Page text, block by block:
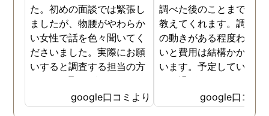
た。初めの面談では緊張し
ましたが、物腰がやわらか
い女性で話を色々聞いてく
ださいました。実際にお願
いすると調査する担当の方
とのやり取りがメインで、
色々不安や心配な事の共有
をしてくれました。探偵の
google口コミより
調べた後のことまで詳し
教えてくれます。調査対
の動きがある程度わから
いと費用は結構かかると
います。予定していた時
より過ぎてしまいました
が、そのまま調査してい
だき、しっかり証拠取れ
google口コミ